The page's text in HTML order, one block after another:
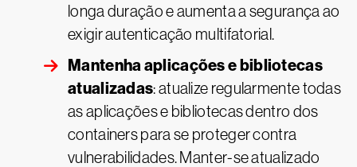
longa duração e aumenta a segurança ao
exigir autenticação multifatorial.
Mantenha aplicações e bibliotecas
atualizadas: atualize regularmente todas
as aplicações e bibliotecas dentro dos
containers para se proteger contra
vulnerabilidades. Manter-se atualizado